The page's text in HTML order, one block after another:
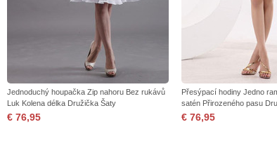
Jednoduchý houpačka Zip nahoru Bez rukávů
Luk Kolena délka Družička Šaty
€ 76,95
Přesýpací hodiny Jedno
satén Přirozeného pasu
€ 76,95